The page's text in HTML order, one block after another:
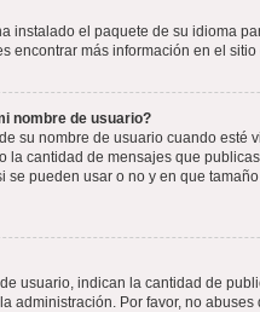
instalado el paquete de su idioma
encontrar más información en el
nombre de usuario?
su nombre de usuario cuando
la cantidad de mensajes que
pueden usar o no y en que
usuario, indican la cantidad de
administración. Por favor, no